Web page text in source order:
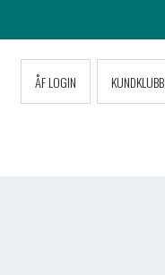
ÅF LOGIN KUNDKLUBB